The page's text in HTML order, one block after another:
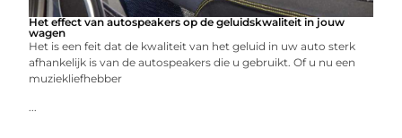
Het effect van autospeakers op de geluidskwaliteit in jouw
wagen
Het is een feit dat de kwaliteit van het geluid in uw auto sterk
afhankelijk is van de autospeakers die u gebruikt. Of u nu een
muziekliefhebber
...